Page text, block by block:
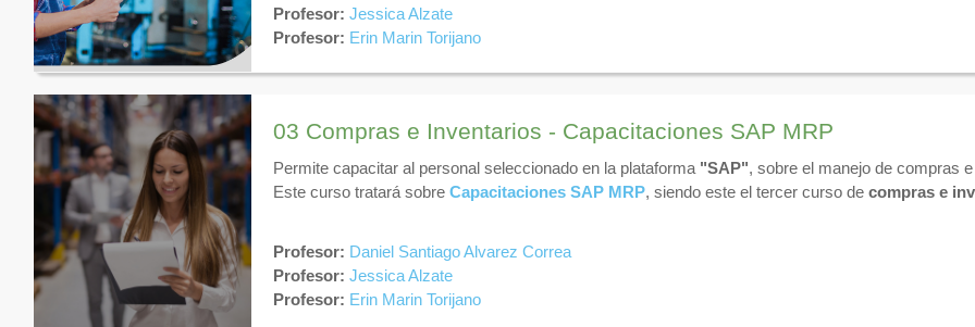
Profesor: Jessica Alzate
Profesor: Erin Marin Torijano
03 Compras e Inventarios - Capacitaciones SAP MRP
Permite capacitar al personal seleccionado en la plataforma "SAP", sobre el manejo de compras
Este curso tratará sobre Capacitaciones SAP MRP, siendo este el tercer curso de compras e
Profesor: Daniel Santiago Alvarez Correa
Profesor: Jessica Alzate
Profesor: Erin Marin Torijano